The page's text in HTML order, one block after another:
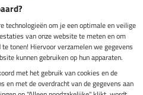
technologieën om je een optimale en veilige
van onze website te meten en om
tonen! Hiervoor verzamelen we gegevens
kunnen gebruiken op hun apparaten.
met het gebruik van cookies en de
en met de overdracht van de gegevens aan